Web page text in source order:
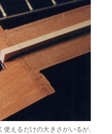
えるだけの大きさがいるが、